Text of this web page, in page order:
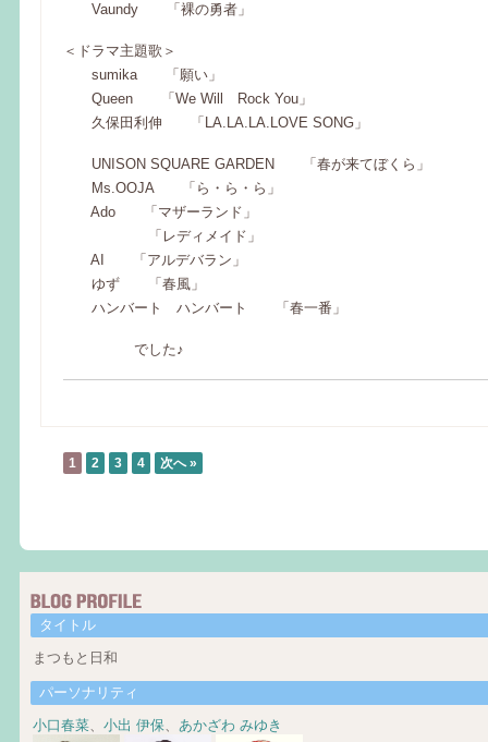
Vaundy 「裸の勇者」
＜ドラマ主題歌＞
sumika 「願い」
Queen 「We Will Rock You」
久保田利伸 「LA.LA.LA.LOVE SONG」
UNISON SQUARE GARDEN 「春が来てぼくら」
Ms.OOJA 「ら・ら・ら」
Ado 「マザーランド」
「レディメイド」
AI 「アルデバラン」
ゆず 「春風」
ハンバート ハンバート 「春一番」
でした♪
1 2 3 4 次へ »
タイトル
まつもと日和
パーソナリティ
小口春菜、 小出 伊保、 あかざわ みゆき